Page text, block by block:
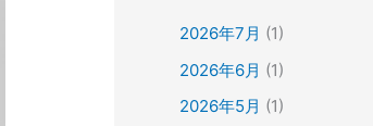
2026年7月 (1)
2026年6月 (1)
2026年5月 (1)